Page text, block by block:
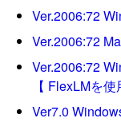
Ver.2006:72
Ver.2006:72
Ver.2006:72
【 FlexLMを
Ver7.0